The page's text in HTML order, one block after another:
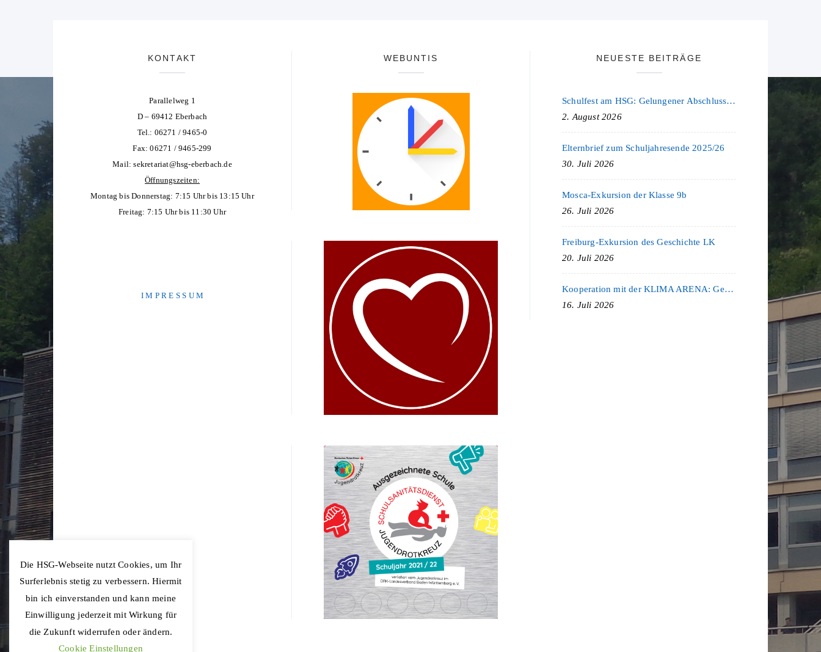
KONTAKT
Parallelweg 1
D – 69412 Eberbach
Tel.: 06271 / 9465-0
Fax: 06271 / 9465-299
Mail:sekretariat@hsg-eberbach.de
Öffnungszeiten:
Montag bis Donnerstag: 7:15 Uhr bis 13:15 Uhr
Freitag: 7:15 Uhr bis 11:30 Uhr
I M P R E S S U M
WEBUNTIS NEUESTE BEITRÄGE
Schulfest am HSG: Gelungener Abschluss eines ereignisreichen Schuljahres
2. August 2026
Elternbrief zum Schuljahresende 2025/26
30. Juli 2026
Mosca-Exkursion der Klasse 9b
26. Juli 2026
Freiburg-Exkursion des Geschichte LK
20. Juli 2026
Kooperation mit der KLIMA ARENA: Gemeinsam für Nachhaltigkeit und Klimaschutz
16. Juli 2026
Die HSG-Webseite nutzt Cookies, um Ihr
Surferlebnis stetig zu verbessern. Hiermit
bin ich einverstanden und kann meine
Einwilligung jederzeit mit Wirkung für
die Zukunft widerrufen oder ändern.
Cookie Einstellungen